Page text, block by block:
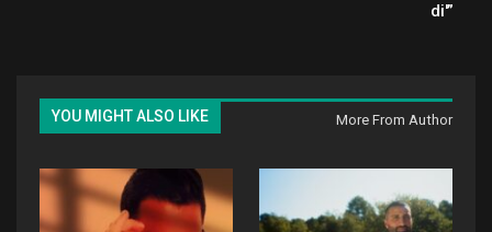
di'”
YOU MIGHT ALSO LIKE More From Author